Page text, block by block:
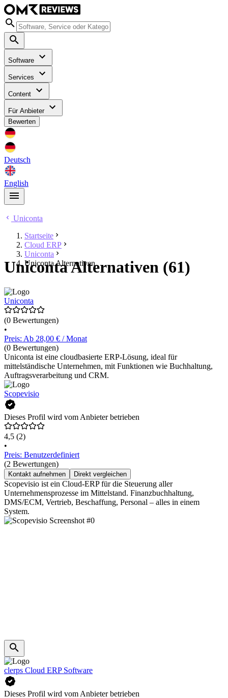
Software
Services
Content
Für Anbieter
Bewerten
Deutsch
English
Uniconta
Startseite
Cloud ERP
Uniconta
Uniconta Alternativen
Uniconta Alternativen (61)
Uniconta
(0 Bewertungen)
•
Preis: Ab 28,00 € / Monat
(0 Bewertungen)
Uniconta ist eine cloudbasierte ERP-Lösung, ideal für
mittelständische Unternehmen, mit Funktionen wie Buchhaltung,
Auftragsverarbeitung und CRM.
Scopevisio
Dieses Profil wird vom Anbieter betrieben
4,5 (2)
•
Preis: Benutzerdefiniert
(2 Bewertungen)
Kontakt aufnehmen Direkt vergleichen
Scopevisio ist ein Cloud-ERP für die Steuerung aller
Unternehmensprozesse im Mittelstand. Finanzbuchhaltung,
DMS/ECM, Vertrieb, Beschaffung, Personal – alles in einem
System.
clerps Cloud ERP Software
Dieses Profil wird vom Anbieter betrieben